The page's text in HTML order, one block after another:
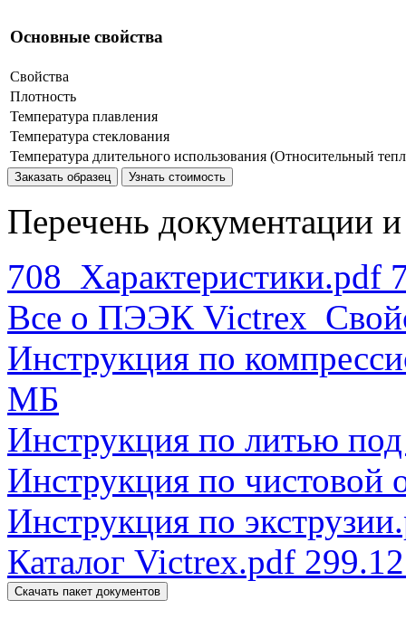
Основные свойства
Свойства
Плотность
Температура плавления
Температура стеклования
Температура длительного использования (Относительный
Заказать образец Узнать стоимость
Перечень документации
708_Характеристики.pdf
Все о ПЭЭК
Инструкция по
МБ
Инструкция по литью
Инструкция по чистовой
Инструкция по
Каталог Victrex.pdf
Скачать пакет документов